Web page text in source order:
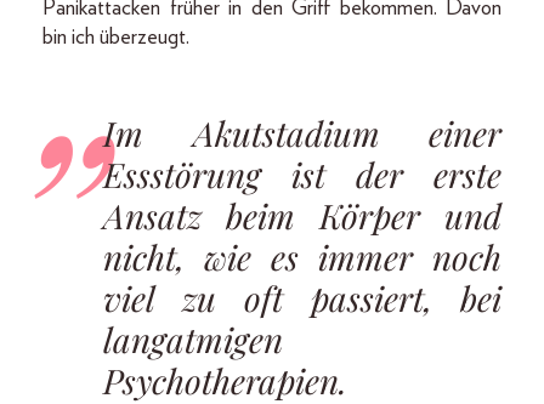
Panikattacken früher in den Griff bekommen. Davon
bin ich überzeugt.
Im Akutstadium einer
Essstörung ist der erste
Ansatz beim Körper und
nicht, wie es immer noch
viel zu oft passiert, bei
langatmigen
Psychotherapien.